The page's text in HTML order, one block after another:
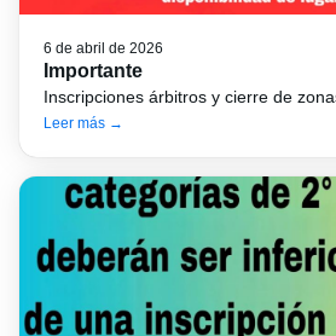
6 de abril de 2026
Importante
Inscripciones árbitros y cierre de
Leer más →